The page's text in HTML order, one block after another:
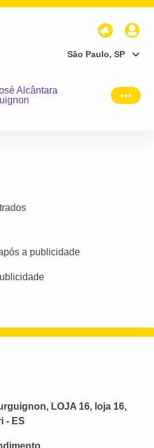
São Paulo, SP
Alcântara
a publicidade
LOJA 16, loja 16,
- ES